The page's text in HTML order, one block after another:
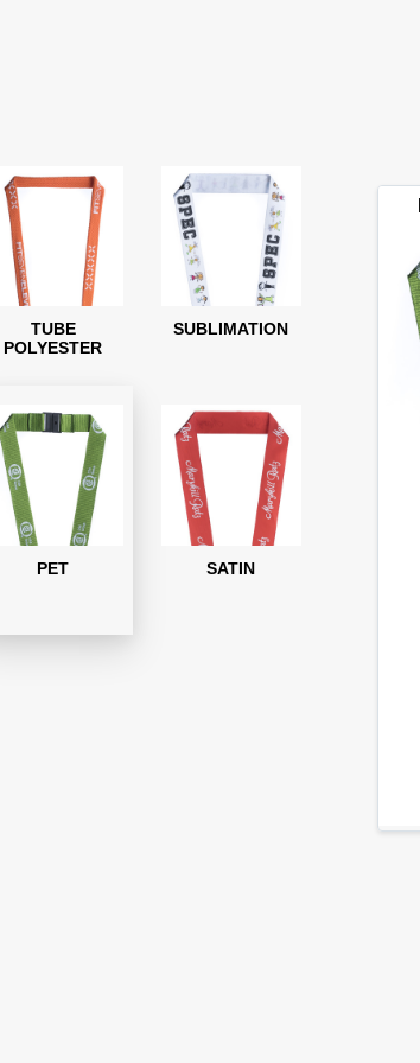
TUBE
POLYESTER
SUBLIMATION
PET SATIN